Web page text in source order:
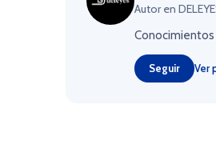
Autor en
Conocimientos
Seguir Ver